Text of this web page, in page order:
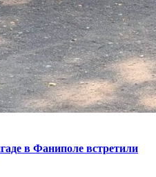
в Фаниполе встретили